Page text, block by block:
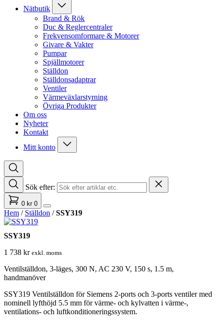
Nätbutik
Brand & Rök
Duc & Reglercentraler
Frekvensomformare & Motorer
Givare & Vakter
Pumpar
Spjällmotorer
Ställdon
Ställdonsadaptrar
Ventiler
Värmeväxlarstyrning
Övriga Produkter
Om oss
Nyheter
Kontakt
Mitt konto
Sök efter:
0 kr 0
Hem / Ställdon /SSY319
SSY319
1 738 kr exkl. moms
Ventilställdon, 3-läges, 300 N, AC 230 V, 150 s, 1.5 m,
handmanöver
SSY319 Ventilställdon för Siemens 2-ports och 3-ports ventiler med
nominell lyfthöjd 5.5 mm för värme- och kylvatten i värme-,
ventilations- och luftkonditioneringssystem.